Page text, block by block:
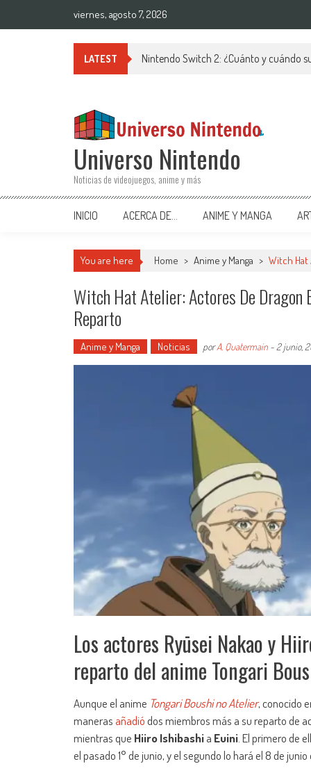
viernes, agosto 7, 2026
LATEST Nintendo Switch 2: ¿Cuánto y cuándo
Universo Nintendo
Noticias de videojuegos, anime y más
INICIO ACERCA DE… ANIME Y MANGA
You are here Home > Anime y Manga > Witch Hat
Witch Hat Atelier: Actores De Dragon
Reparto
Anime y Manga Noticias porA. Quatermain - 2 junio,
Los actores Ryūsei Nakao y
reparto del anime Tongari
Aunque el anime Tongari Boushi no Atelier, conocido
maneras añadiódos miembros más a su reparto de
mientras que Hiiro Ishibashia Euini. El primero de
el pasado 1° de junio, y el segundo lo hará el 8 de